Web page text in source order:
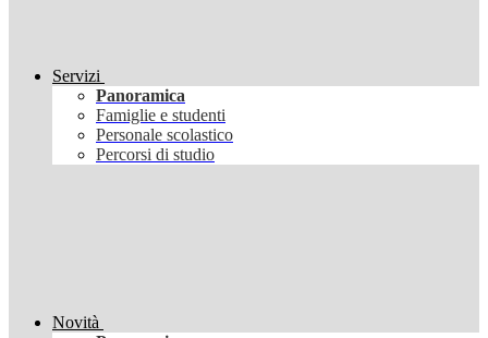
Servizi
Panoramica
Famiglie e studenti
Personale scolastico
Percorsi di studio
Novità